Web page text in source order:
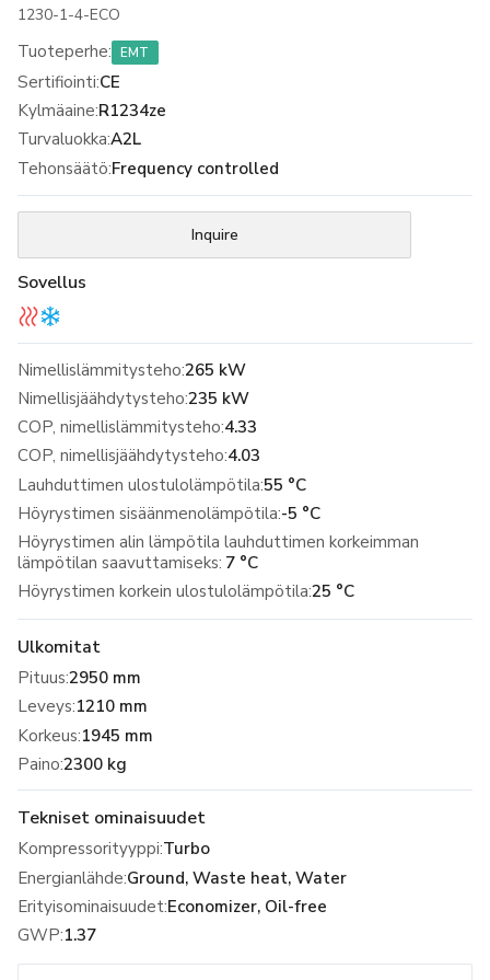
1230-1-4-ECO
Tuoteperhe: EMT
Sertifiointi:CE
Kylmäaine:R1234ze
Turvaluokka:A2L
Tehonsäätö:Frequency controlled
Inquire
Sovellus
Nimellislämmitysteho:265 kW
Nimellisjäähdytysteho:235 kW
COP, nimellislämmitysteho:4.33
COP, nimellisjäähdytysteho:4.03
Lauhduttimen ulostulolämpötila:55 °C
Höyrystimen sisäänmenolämpötila:-5 °C
Höyrystimen alin lämpötila lauhduttimen korkeimman
lämpötilan saavuttamiseks: 7 °C
Höyrystimen korkein ulostulolämpötila:25 °C
Ulkomitat
Pituus:2950 mm
Leveys:1210 mm
Korkeus:1945 mm
Paino:2300 kg
Tekniset ominaisuudet
Kompressorityyppi:Turbo
Energianlähde:Ground, Waste heat, Water
Erityisominaisuudet:Economizer, Oil-free
GWP:1.37